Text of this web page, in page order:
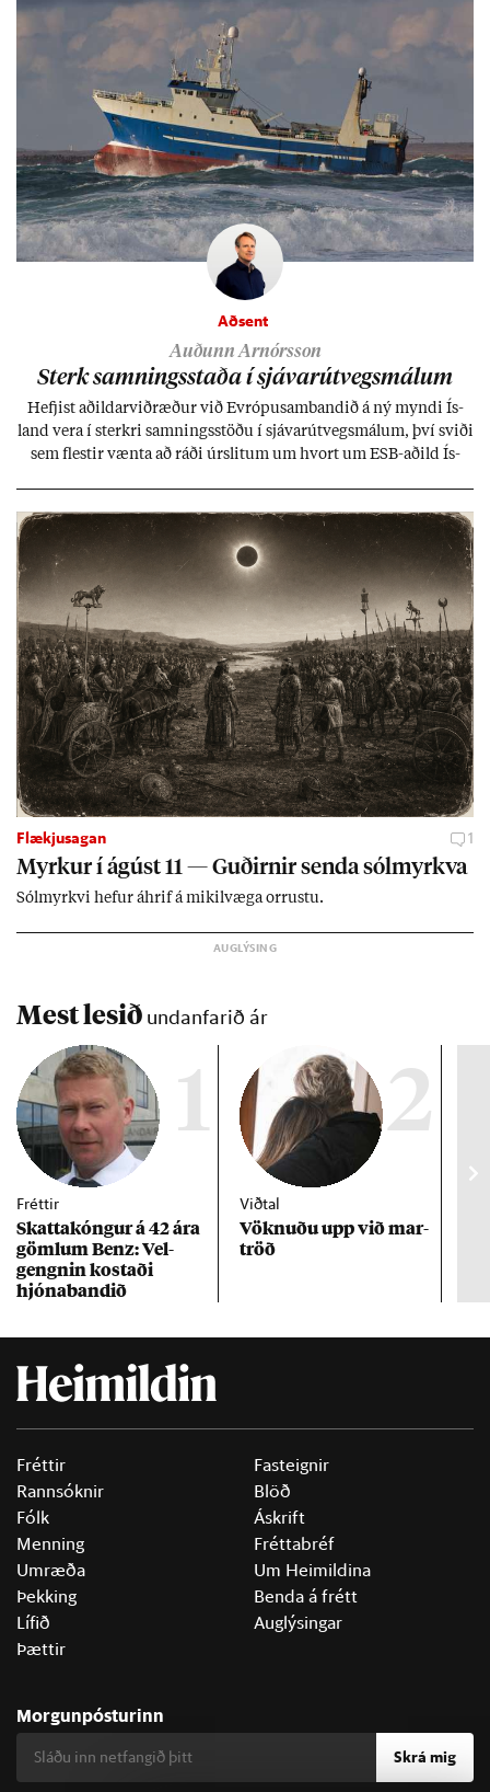
Aðsent
Auðunn Arnórsson
Sterk samn­ings­staða í sjáv­ar­út­vegs­mál­um
Hefj­ist að­ild­ar­við­ræð­ur við Evr­ópu­sam­band­ið á ný myndi Ís­
land vera í sterkri samn­ings­stöðu í sjáv­ar­út­vegs­mál­um, því sviði
sem flest­ir vænta að ráði úr­slit­um um hvort um ESB-að­ild Ís­
kerfi, en sveigj­an­leiki til lausna er um­tals­verð­ur.
Flækjusagan 1
Myrk­ur í ág­úst 11 — Guð­irn­ir senda sól­myrkva
Sól­myrkvi hef­ur áhrif á mik­il­væga orr­ustu.
Mest lesið undanfarið ár
1
Fréttir
Skattakóng­ur á 42 ára
göml­um Benz: Vel­
gengn­in kostaði
hjóna­band­ið
2
Viðtal
Vökn­uðu upp við mar­
tröð
Fréttir
Rannsóknir
Fólk
Menning
Umræða
Þekking
Lífið
Þættir
Fasteignir
Blöð
Áskrift
Fréttabréf
Um Heimildina
Benda á frétt
Auglýsingar
Morgunpósturinn
Skrá mig